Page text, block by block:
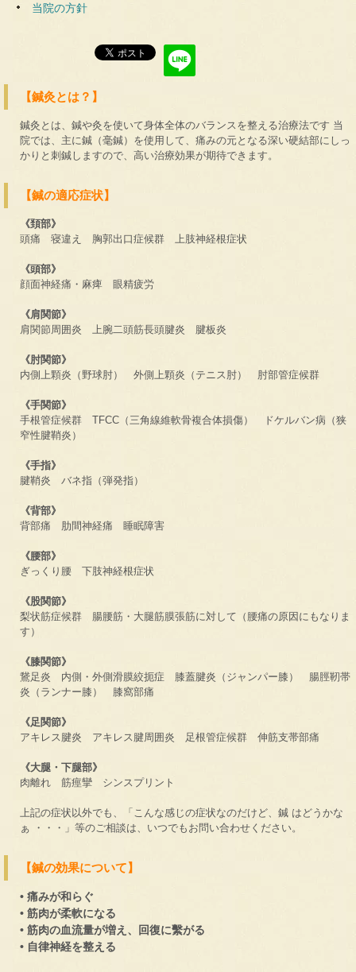
当院の方針
【鍼灸とは？】
鍼灸とは、鍼や灸を使いて身体全体のバランスを整える治療法です 当
院では、主に鍼（毫鍼）を使用して、痛みの元となる深い硬結部にしっ
かりと刺鍼しますので、高い治療効果が期待できます。
【鍼の適応症状】
《頚部》
頭痛 寝違え 胸郭出口症候群 上肢神経根症状
《頭部》
顔面神経痛・麻痺 眼精疲労
《肩関節》
肩関節周囲炎 上腕二頭筋長頭腱炎 腱板炎
《肘関節》
内側上顆炎（野球肘） 外側上顆炎（テニス肘） 肘部管症候群
《手関節》
手根管症候群 TFCC（三角線維軟骨複合体損傷） ドケルバン病（狭
窄性腱鞘炎）
《手指》
腱鞘炎 バネ指（弾発指）
《背部》
背部痛 肋間神経痛 睡眠障害
《腰部》
ぎっくり腰 下肢神経根症状
《股関節》
梨状筋症候群 腸腰筋・大腿筋膜張筋に対して（腰痛の原因にもなりま
す）
《膝関節》
鵞足炎 内側・外側滑膜絞扼症 膝蓋腱炎（ジャンパー膝） 腸脛靭帯
炎（ランナー膝） 膝窩部痛
《足関節》
アキレス腱炎 アキレス腱周囲炎 足根管症候群 伸筋支帯部痛
《大腿・下腿部》
肉離れ 筋痙攣 シンスプリント
上記の症状以外でも、「こんな感じの症状なのだけど、鍼 はどうかな
ぁ ・・・」等のご相談は、いつでもお問い合わせください。
【鍼の効果について】
• 痛みが和らぐ
• 筋肉が柔軟になる
• 筋肉の血流量が増え、回復に繫がる
• 自律神経を整える